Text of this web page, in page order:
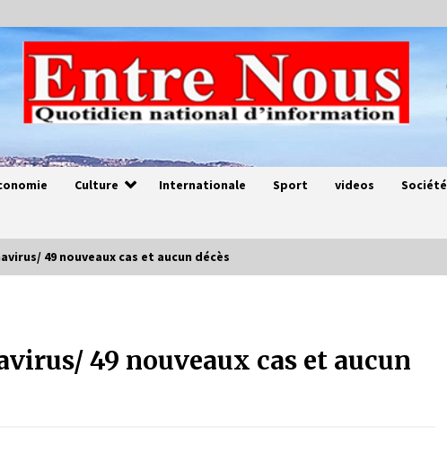
Culture Internationale Sport videos Société
49 nouveaux cas et aucun décès
49 nouveaux cas et aucun